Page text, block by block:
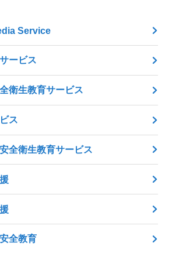
Service
ービス
衛生教育サービス
ス
全衛生教育サービス
全教育